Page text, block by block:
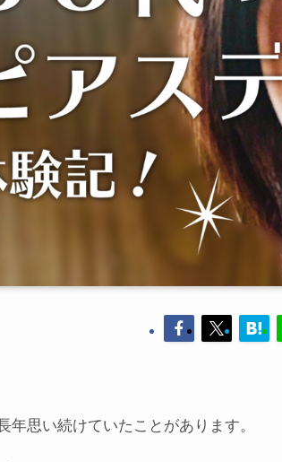
年思い続けていたことがあります。